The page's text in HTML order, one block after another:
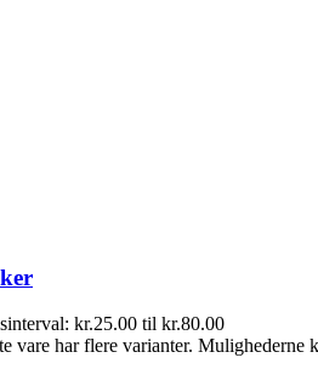
kr.25.00 til kr.80.00
vare har flere varianter. Mulighederne